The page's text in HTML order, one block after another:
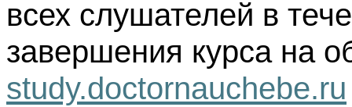
всех слушателей в
завершения курса на
study.doctornauchebe.ru